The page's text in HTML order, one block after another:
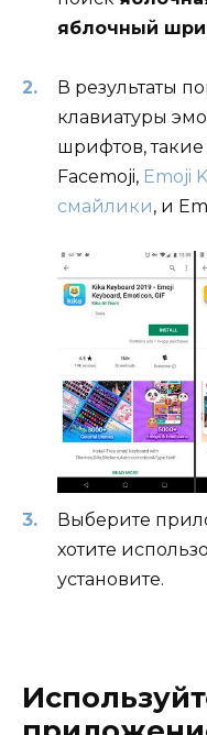
яблочный
В результаты
клавиатуры
шрифтов, такие
Facemoji, Emoji
смайлики, и
Выберите
хотите
установите.